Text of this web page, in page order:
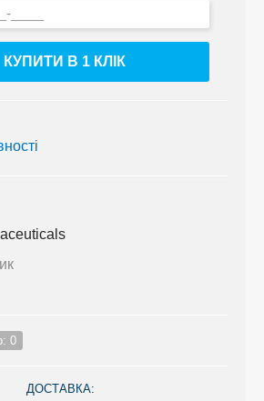
КУПИТИ В 1 КЛIК
0
ДОСТАВКА: